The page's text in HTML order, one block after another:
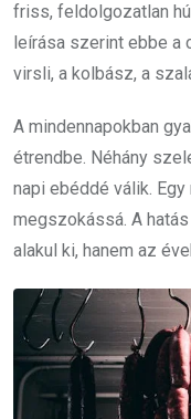
friss, feldolgozatlan
leírása szerint ebbe a
virsli, a kolbász, a
A mindennapokban
étrendbe. Néhány
napi ebéddé válik.
megszokássá. A
alakul ki, hanem az